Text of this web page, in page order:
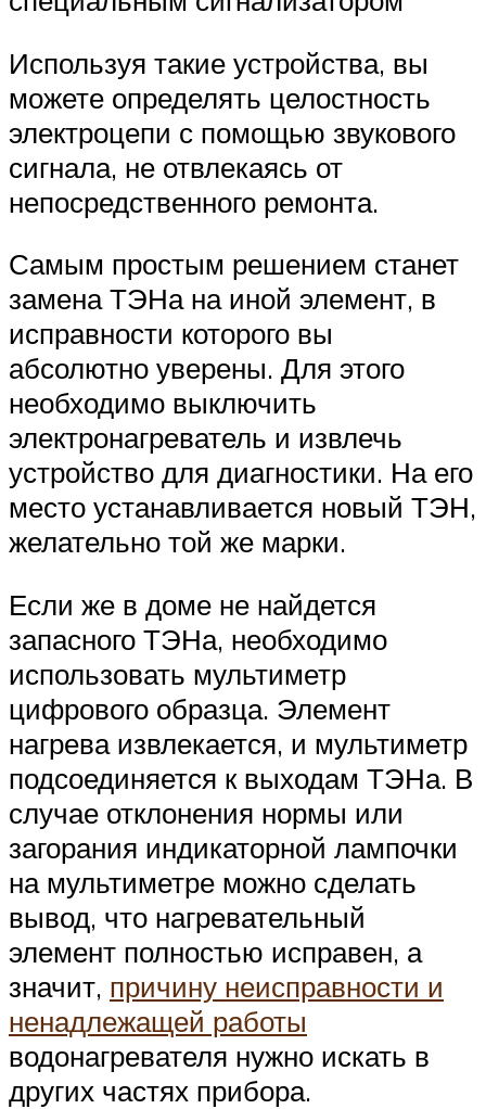
Используя такие устройства, вы
можете определять целостность
электроцепи с помощью звукового
сигнала, не отвлекаясь от
непосредственного ремонта.
Самым простым решением станет
замена ТЭНа на иной элемент, в
исправности которого вы
абсолютно уверены. Для этого
необходимо выключить
электронагреватель и извлечь
устройство для диагностики. На его
место устанавливается новый ТЭН,
желательно той же марки.
Если же в доме не найдется
запасного ТЭНа, необходимо
использовать мультиметр
цифрового образца. Элемент
нагрева извлекается, и мультиметр
подсоединяется к выходам ТЭНа. В
случае отклонения нормы или
загорания индикаторной лампочки
на мультиметре можно сделать
вывод, что нагревательный
элемент полностью исправен, а
значит, причину неисправности и
ненадлежащей работы
водонагревателя нужно искать в
других частях прибора.